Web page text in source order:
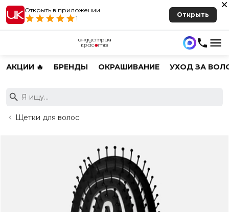
Открыть в приложении
1
Открыть
АКЦИИ 🔥 БРЕНДЫ ОКРАШИВАНИЕ УХОД ЗА
Щетки для волос